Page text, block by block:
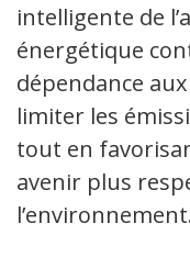
intelligente de
énergétique
dépendance
limiter les
tout en
avenir plus